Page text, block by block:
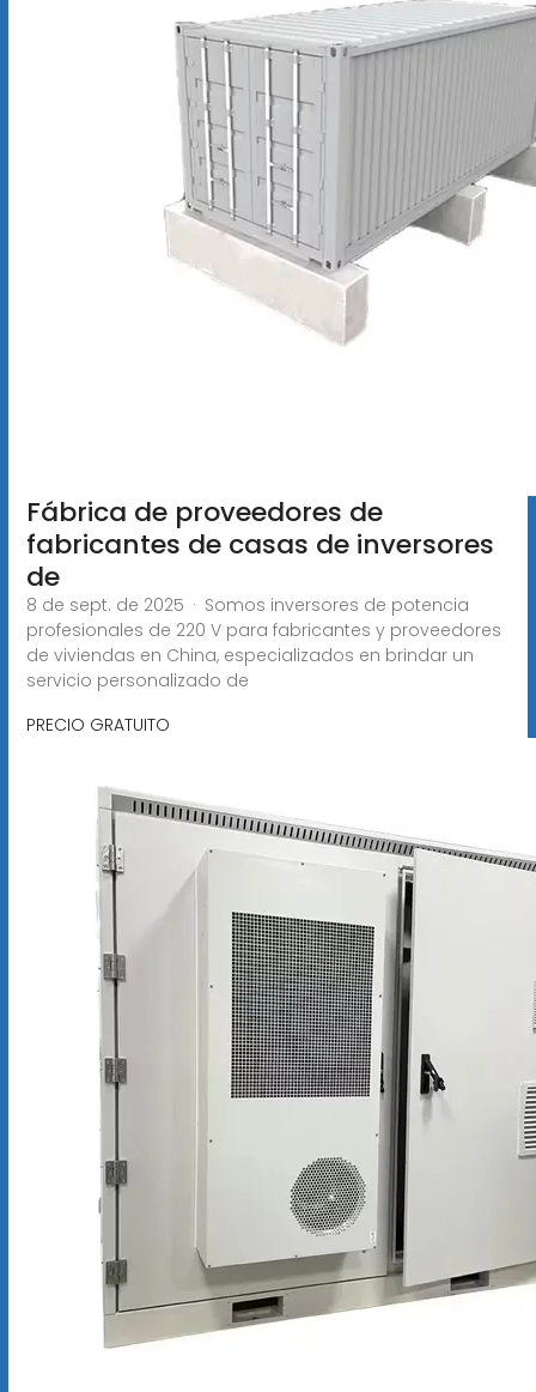
Fábrica de proveedores de
fabricantes de casas de inversores
de
8 de sept. de 2025 · Somos inversores de potencia
profesionales de 220 V para fabricantes y proveedores
de viviendas en China, especializados en brindar un
servicio personalizado de
PRECIO GRATUITO